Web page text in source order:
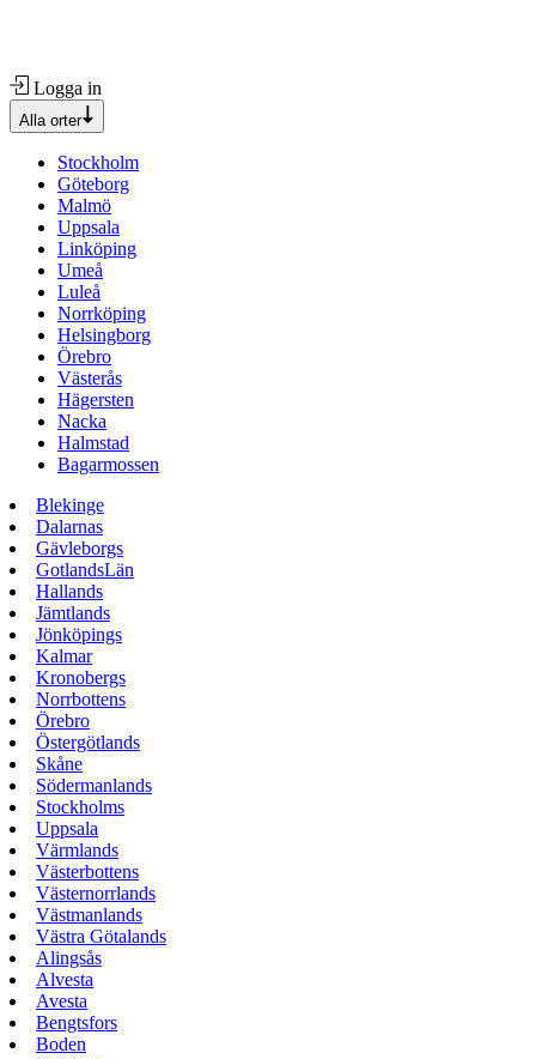
Logga in
Alla orter
Stockholm
Göteborg
Malmö
Uppsala
Linköping
Umeå
Luleå
Norrköping
Helsingborg
Örebro
Västerås
Hägersten
Nacka
Halmstad
Bagarmossen
Blekinge
Dalarnas
Gävleborgs
GotlandsLän
Hallands
Jämtlands
Jönköpings
Kalmar
Kronobergs
Norrbottens
Örebro
Östergötlands
Skåne
Södermanlands
Stockholms
Uppsala
Värmlands
Västerbottens
Västernorrlands
Västmanlands
Västra Götalands
Alingsås
Alvesta
Avesta
Bengtsfors
Boden